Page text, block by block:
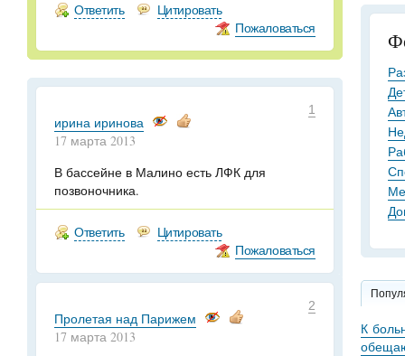
Ответить
Цитировать
Пожаловаться
1
ирина иринова
17 марта 2013
В бассейне в Малино есть ЛФК для
позвоночника.
Ответить
Цитировать
Пожаловаться
2
Пролетая над Парижем
17 марта 2013
К